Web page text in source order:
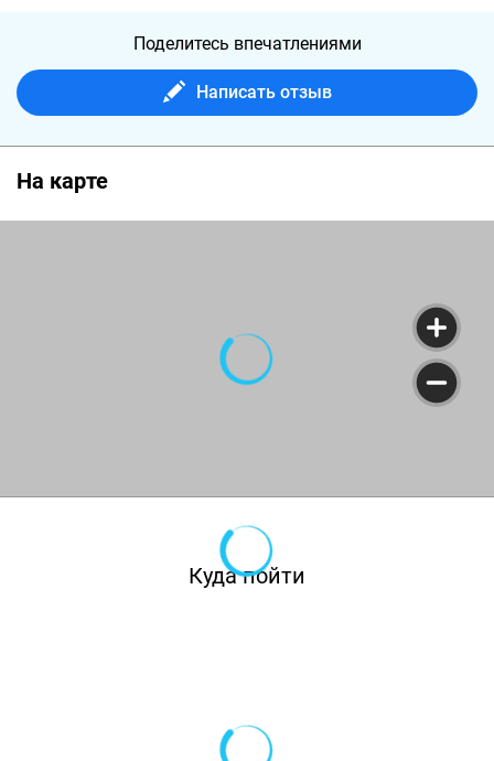
Поделитесь впечатлениями
Написать отзыв
На карте
Куда пойти